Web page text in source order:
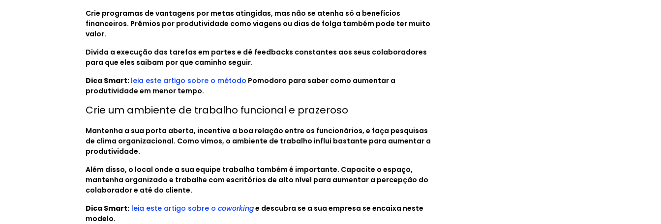
Crie programas de vantagens por metas atingidas, mas não se atenha só a benefícios
financeiros. Prêmios por produtividade como viagens ou dias de folga também pode ter muito
valor.
Divida a execução das tarefas em partes e dê feedbacks constantes aos seus colaboradores
para que eles saibam por que caminho seguir.
Dica Smart: leia este artigo sobre o método Pomodoro para saber como aumentar a
produtividade em menor tempo.
Crie um ambiente de trabalho funcional e prazeroso
Mantenha a sua porta aberta, incentive a boa relação entre os funcionários, e faça pesquisas
de clima organizacional. Como vimos, o ambiente de trabalho influi bastante para aumentar a
produtividade.
Além disso, o local onde a sua equipe trabalha também é importante. Capacite o espaço,
mantenha organizado e trabalhe com escritórios de alto nível para aumentar a percepção do
colaborador e até do cliente.
Dica Smart: leia este artigo sobre o coworkinge descubra se a sua empresa se encaixa neste
modelo.